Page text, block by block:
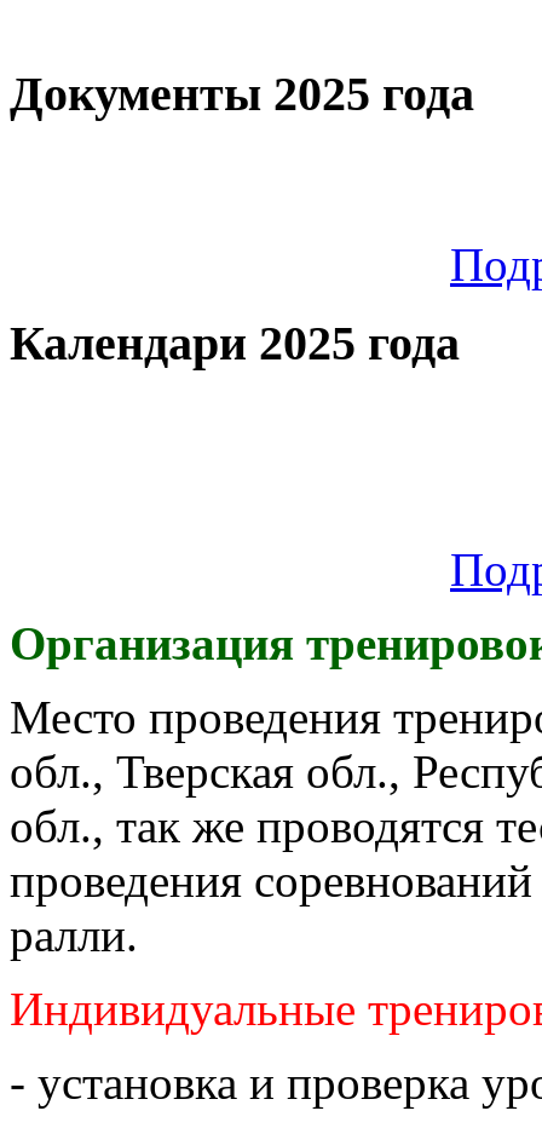
Документы 2025 года
Календари 2025 года
Организация
Место проведения
обл., Тверская обл.,
обл., так же проводятся
проведения
ралли.
Индивидуальные
- установка и проверка